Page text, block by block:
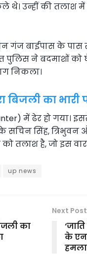
थे। उन्हीं की तलाश
गंज बाईपास के पास
ने बदमाशों को
निकला।
बिजली का भारी
में ढेर हो गया।
सचिन सिंह, त्रिभुवन
तलाश है, जो इस
up news
का
Next Post
के
हमला